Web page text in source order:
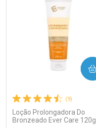
(9)
Loção Prolongadora Do
Bronzeado Ever Care 120g
COMPRAR